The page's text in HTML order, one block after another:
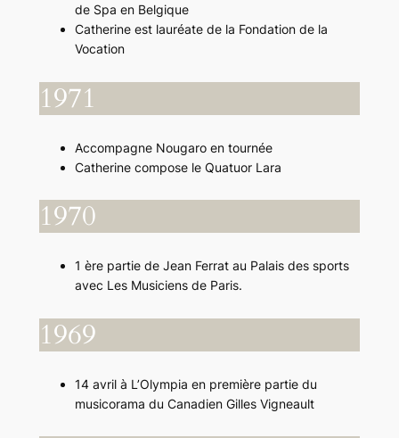
de Spa en Belgique
Catherine est lauréate de la Fondation de la
Vocation
1971
Accompagne Nougaro en tournée
Catherine compose le Quatuor Lara
1970
1 ère partie de Jean Ferrat au Palais des sports
avec Les Musiciens de Paris.
1969
14 avril à L’Olympia en première partie du
musicorama du Canadien Gilles Vigneault